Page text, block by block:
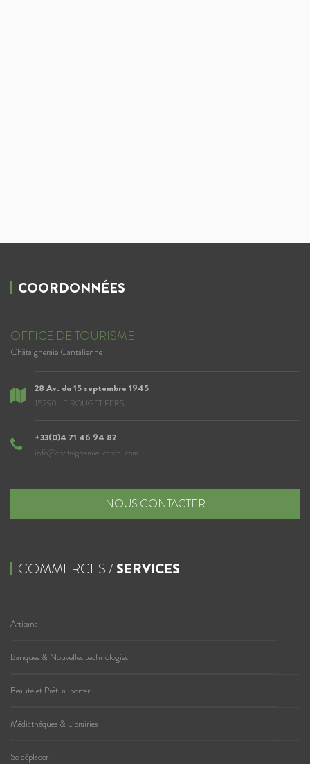
COORDONNÉES
OFFICE DE TOURISME
Châtaigneraie Cantalienne
28 Av. du 15 septembre 1945
15290 LE ROUGET PERS
+33(0)4 71 46 94 82
info@chataigneraie-cantal.com
NOUS CONTACTER
COMMERCES / SERVICES
Artisans
Banques & Nouvelles technologies
Beauté et Prêt-à-porter
Médiathèques & Librairies
Se déplacer